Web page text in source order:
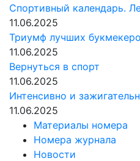
Спортивный календарь.
11.06.2025
Триумф лучших
11.06.2025
Вернуться в спорт
11.06.2025
Интенсивно и
11.06.2025
Материалы номера
Номера журнала
Новости